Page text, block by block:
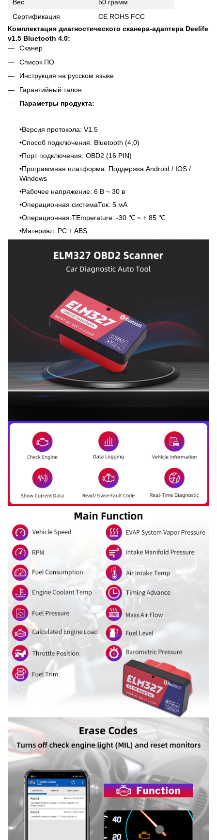
Вес
50 грамм
Сертификация
CE ROHS FCC
Комплектация диагностического сканера-адаптера Deelife
v1.5 Bluetooth 4.0:
Сканер
Список ПО
Инструкция на русском языке
Гарантийный талон
Параметры продукта:
•Версия протокола: V1.5
•Способ подключения: Bluetooth (4,0)
•Порт подключения: OBD2 (16 PIN)
•Программная платформа: Поддержка Android / IOS /
Windows
•Рабочее напряжение: 6 В ~ 30 в
•Операционная системаТок: 5 мА
•Операционная TEmperature: -30 ℃ ~ + 85 ℃
•Материал: PC + ABS